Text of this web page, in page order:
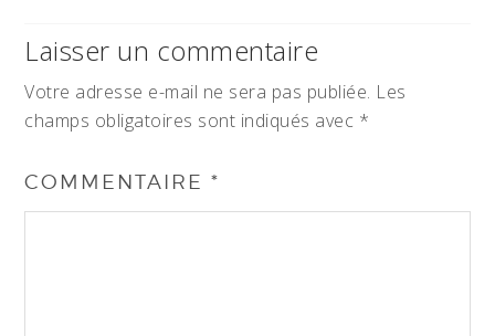
Laisser un commentaire
Votre adresse e-mail ne sera pas publiée. Les
champs obligatoires sont indiqués avec *
COMMENTAIRE*